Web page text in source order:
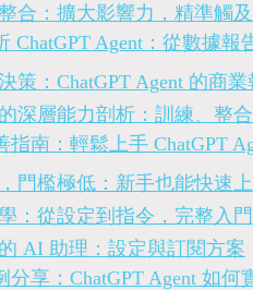
合：擴大影響力，精準觸
ChatGPT Agent：從數據
策：ChatGPT Agent 的商
深層能力剖析：訓練、整
指南：輕鬆上手 ChatGPT
門檻極低：新手也能快速
：從設定到指令，完整入
AI 助理：設定與訂閱方案
分享：ChatGPT Agent 如何